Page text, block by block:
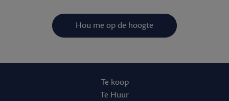
Hou me op de hoogte
Te koop
Te Huur